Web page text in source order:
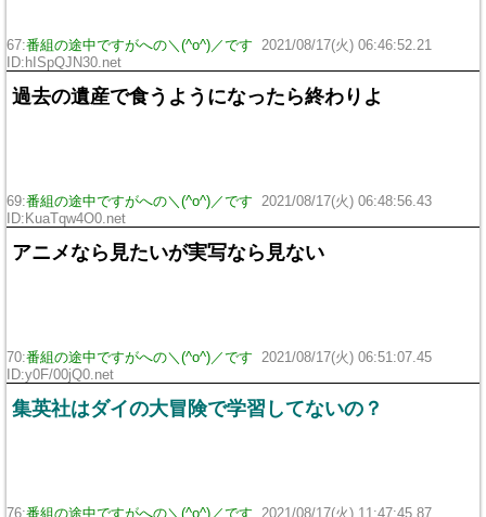
67:番組の途中ですがへの＼(^o^)／です
2021/08/17(火) 06:46:52.21
ID:hISpQJN30.net
過去の遺産で食うようになったら終わりよ
69:番組の途中ですがへの＼(^o^)／です
2021/08/17(火) 06:48:56.43
ID:KuaTqw4O0.net
アニメなら見たいが実写なら見ない
70:番組の途中ですがへの＼(^o^)／です
2021/08/17(火) 06:51:07.45
ID:y0F/00jQ0.net
集英社はダイの大冒険で学習してないの？
76:番組の途中ですがへの＼(^o^)／です
2021/08/17(火) 11:47:45.87